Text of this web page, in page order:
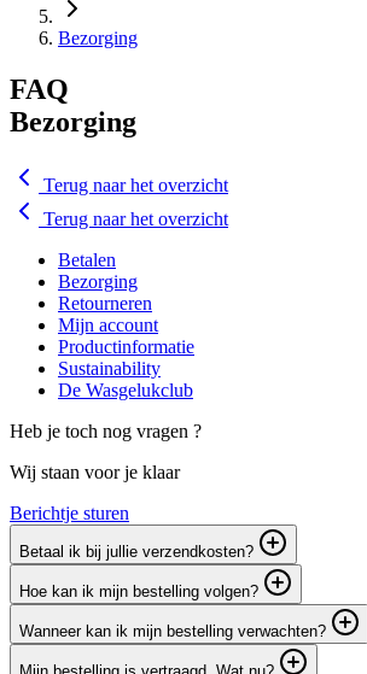
Bezorging
FAQ
Bezorging
Terug naar het overzicht
Terug naar het overzicht
Betalen
Bezorging
Retourneren
Mijn account
Productinformatie
Sustainability
De Wasgelukclub
Heb je toch nog vragen ?
Wij staan voor je klaar
Berichtje sturen
Betaal ik bij jullie verzendkosten?
Hoe kan ik mijn bestelling volgen?
Wanneer kan ik mijn bestelling verwachten?